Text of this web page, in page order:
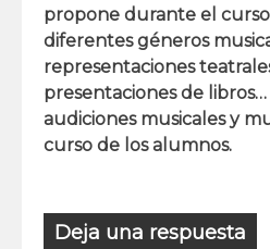
propone durante el
diferentes géneros
representaciones
presentaciones de libros…
audiciones musicales y
curso de los alumnos.
Deja una respuesta